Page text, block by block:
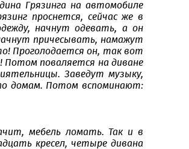
Грязинга на автомобиле
проснется, сейчас же в
начнут одевать, а он
причесывать, намажут
Проголодается он, так вот
Потом поваляется на диване
Заведут музыку,
домам. Потом вспоминают:
мебель ломать. Так и в
кресел, четыре дивана